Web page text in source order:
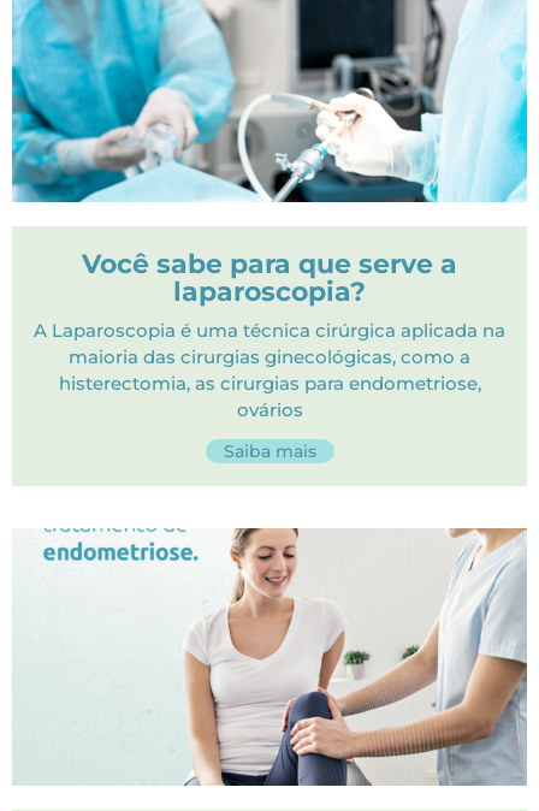
Você sabe para que serve a
laparoscopia?
A Laparoscopia é uma técnica cirúrgica aplicada na
maioria das cirurgias ginecológicas, como a
histerectomia, as cirurgias para endometriose,
ovários
Saiba mais